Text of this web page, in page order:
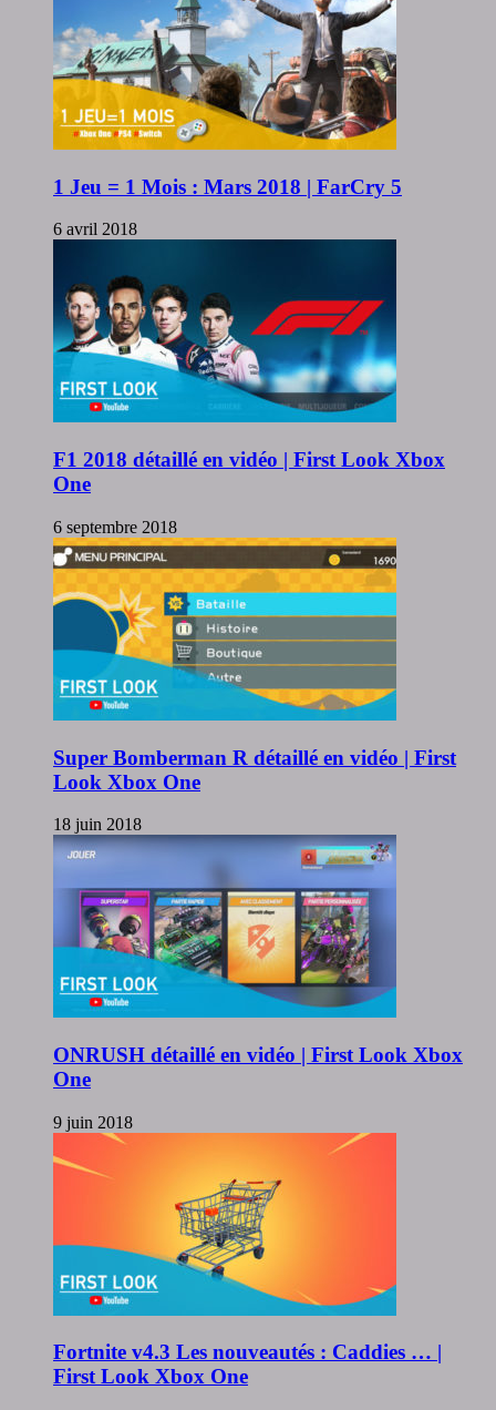
1 Jeu = 1 Mois : Mars 2018 | FarCry 5
6 avril 2018
F1 2018 détaillé en vidéo | First Look Xbox
One
6 septembre 2018
Super Bomberman R détaillé en vidéo | First
Look Xbox One
18 juin 2018
ONRUSH détaillé en vidéo | First Look Xbox
One
9 juin 2018
Fortnite v4.3 Les nouveautés : Caddies … |
First Look Xbox One